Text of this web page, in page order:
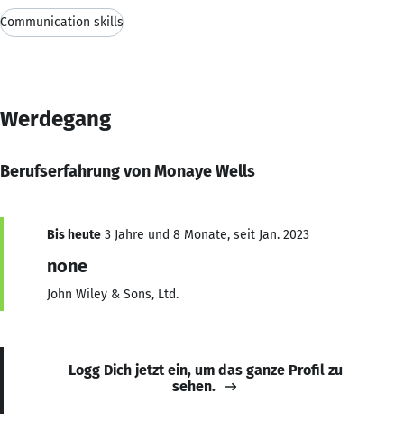
Communication skills
Werdegang
Berufserfahrung von Monaye Wells
Bis heute 3 Jahre und 8 Monate, seit Jan. 2023
none
John Wiley & Sons, Ltd.
Logg Dich jetzt ein, um das ganze Profil zu
sehen.